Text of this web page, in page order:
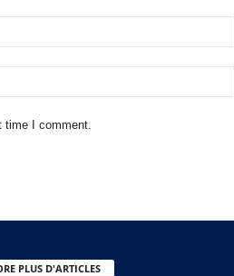
time I comment.
PLUS D'ARTICLES